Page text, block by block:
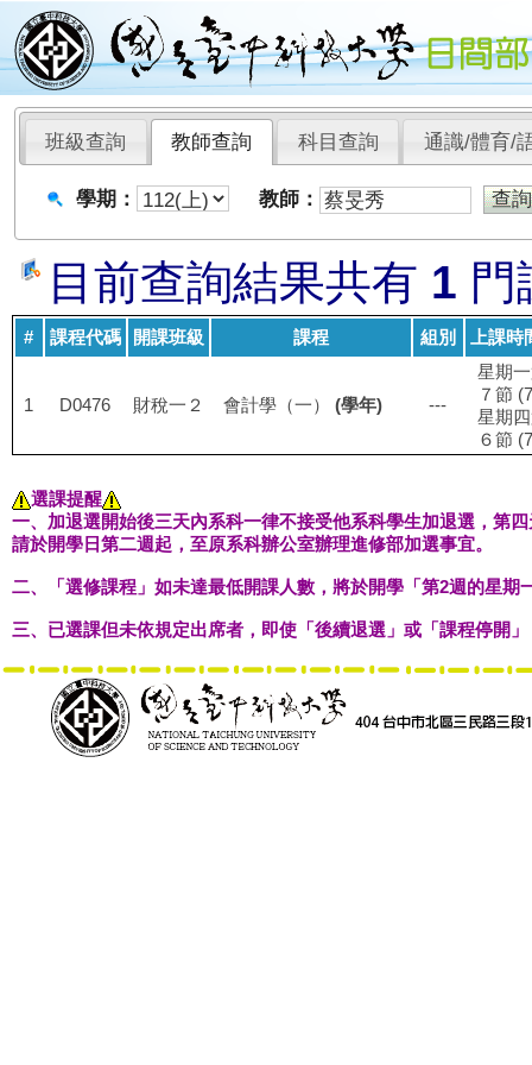
班級查詢 教師查詢 科目查詢 通識/體育/
學期： 教師：
目前查詢結果共有 1 門
# 課程代碼 開課班級 課程 組別 上課
1 D0476 財稅一２ 會計學（一） (學年) ---
星期
７節
星期
６節
選課提醒
一、加退選開始後三天內系科一律不接受他系科學生加退選，第
請於開學日第二週起，至原系科辦公室辦理進修部加選事宜。
二、「選修課程」如未達最低開課人數，將於開學「第2週的星
三、已選課但未依規定出席者，即使「後續退選」或「課程停開